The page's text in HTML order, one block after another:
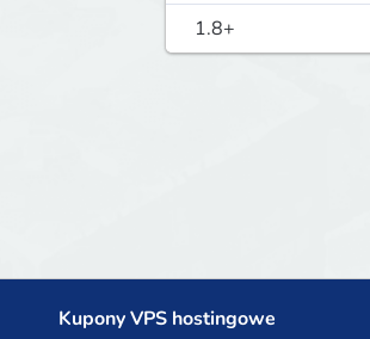
1.8+
Kupony VPS hostingowe